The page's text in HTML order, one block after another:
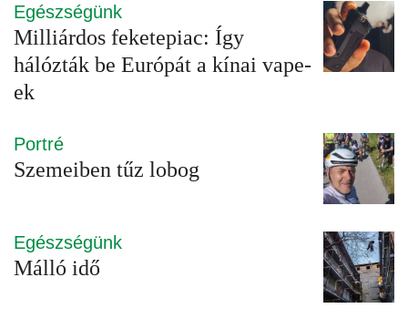
Egészségünk
Milliárdos feketepiac: Így
hálózták be Európát a kínai vape-
ek
Portré
Szemeiben tűz lobog
Egészségünk
Málló idő